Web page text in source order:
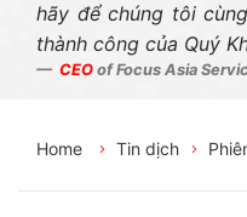
hãy để chúng tôi
thành công của Quý
CEO of Focus Asia
Home Tin dịch